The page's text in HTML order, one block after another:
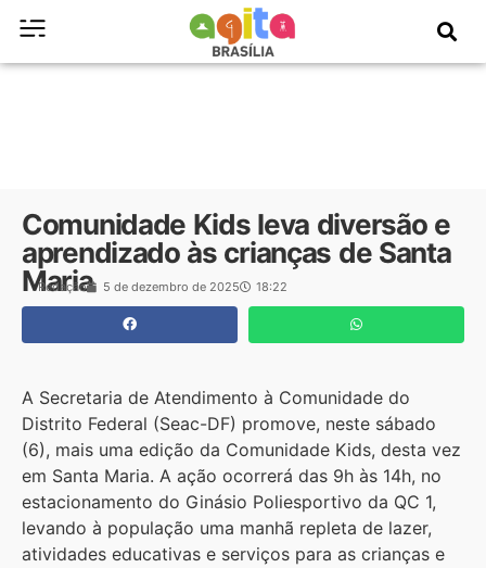
Comunidade Kids leva diversão e
aprendizado às crianças de Santa
Maria
Redação 5 de dezembro de 2025 18:22
A Secretaria de Atendimento à Comunidade do
Distrito Federal (Seac-DF) promove, neste sábado
(6), mais uma edição da Comunidade Kids, desta vez
em Santa Maria. A ação ocorrerá das 9h às 14h, no
estacionamento do Ginásio Poliesportivo da QC 1,
levando à população uma manhã repleta de lazer,
atividades educativas e serviços para as crianças e